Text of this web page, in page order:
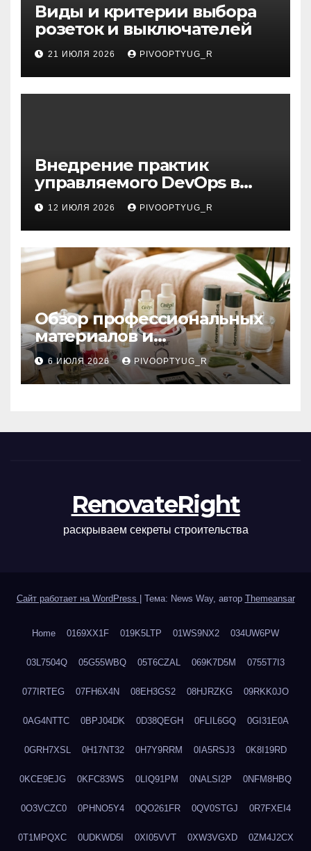
Виды и критерии выбора
розеток и выключателей
21 ИЮЛЯ 2026 PIVOOPTYUG_R
Внедрение практик
управляемого DevOps в
корпоративную ИТ-
инфраструктуру
12 ИЮЛЯ 2026 PIVOOPTYUG_R
Обзор профессиональных
материалов и
инструментов для
маникюра, депиляции,
наращивания ресниц и
6 ИЮЛЯ 2026 PIVOOPTYUG_R
RenovateRight
раскрываем секреты строительства
Сайт работает на WordPress Тема: News Way, автор Themeansar
Home 0169XX1F 019K5LTP 01WS9NX2 034UW6PW
03L7504Q 05G55WBQ 05T6CZAL 069K7D5M 0755T7I3
077IRTEG 07FH6X4N 08EH3GS2 08HJRZKG 09RKK0JO
0AG4NTTC 0BPJ04DK 0D38QEGH 0FLIL6GQ 0GI31E0A
0GRH7XSL 0H17NT32 0H7Y9RRM 0IA5RSJ3 0K8I19RD
0KCE9EJG 0KFC83WS 0LIQ91PM 0NALSI2P 0NFM8HBQ
0O3VCZC0 0PHNO5Y4 0QO261FR 0QV0STGJ 0R7FXEI4
0T1MPQXC 0UDKWD5I 0XI05VVT 0XW3VGXD 0ZM4J2CX